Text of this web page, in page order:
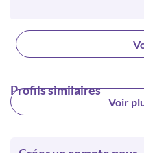
Profils similaires
Voir